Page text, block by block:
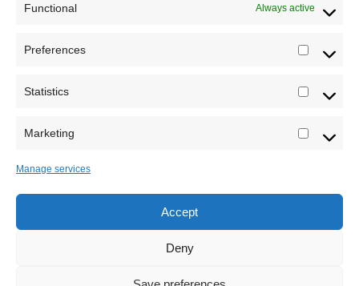
Functional Always active
Preferences
Statistics
Marketing
Manage services
Accept
Deny
Sva prava zadržava Sve o arheologiji 2019-2026